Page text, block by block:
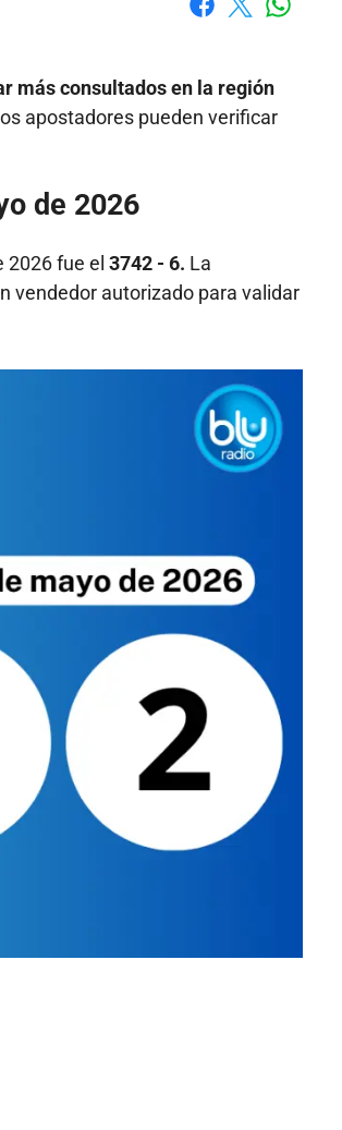
más consultados en la región
apostadores pueden verificar
de 2026
fue el 3742 - 6. La
vendedor autorizado para validar